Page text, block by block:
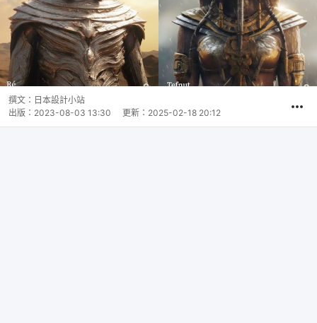
撰文： 日本設計小站
出版： 2023-08-03 13:30 更新： 2025-02-18 20:12